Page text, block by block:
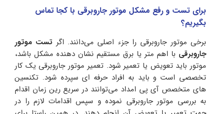
برای تست و رفع مشکل موتور جاروبرقی با کجا تماس
بگیریم؟
برخی موتور جاروبرقی را جزء اصلی می‌دانند. اگر تست موتور
جاروبرقی با اهم متر یا برق مستقیم نشان دهنده مشکل باشد،
موتور باید تعویض یا تعمیر شود. تعمیر موتور جاروبرقی یک کار
تخصصی است و باید به افراد حرفه ای سپرده شود. تکنسین
های متخصص آی پی امداد می‌توانند در سریع رین زمان اقدام
به بررسی موتور جاروبرقی نموده و سپس اقدامات لازم را در